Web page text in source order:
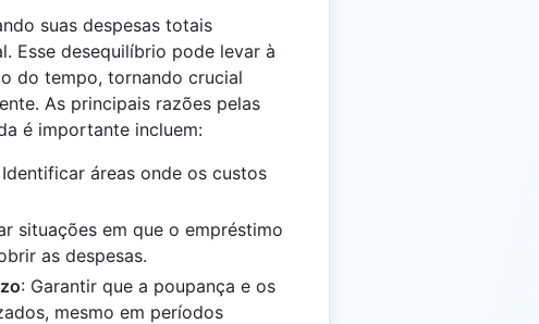
suas despesas totais
Esse desequilíbrio pode levar à
do tempo, tornando crucial
As principais razões pelas
é importante incluem:
Identificar áreas onde os custos
situações em que o empréstimo
as despesas.
: Garantir que a poupança e os
mesmo em períodos